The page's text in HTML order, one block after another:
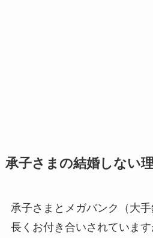
承子さまの結婚しない
承子さまとメガバンク（大
長くお付き合いされていま